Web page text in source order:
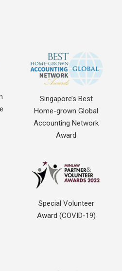
Singapore’s Best
Home-grown Global
Accounting Network
Award
Special Volunteer
Award (COVID-19)